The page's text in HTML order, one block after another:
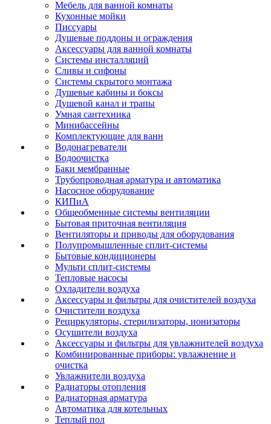
Мебель для ванной комнаты
Кухонные мойки
Писсуары
Душевые поддоны и ограждения
Аксессуары для ванной комнаты
Системы инсталляций
Сливы и сифоны
Системы скрытого монтажа
Душевые кабины и боксы
Душевой канал и трапы
Умная сантехника
Минибассейны
Комплектующие для ванн
Водонагреватели
Водоочистка
Баки мембранные
Трубопроводная арматура и автоматика
Насосное оборудование
КИПиА
Общеобменные системы вентиляции
Бытовая приточная вентиляция
Вентиляторы и приводы для оборудования
Полупромышленные сплит-системы
Бытовые кондиционеры
Мульти сплит-системы
Тепловые насосы
Охладители воздуха
Аксессуары и фильтры для очистителей воздуха
Очистители воздуха
Рециркуляторы, стерилизаторы, ионизаторы
Осушители воздуха
Аксессуары и фильтры для увлажнителей воздуха
Комбинированные приборы: увлажнение и
очистка
Увлажнители воздуха
Радиаторы отопления
Радиаторная арматура
Автоматика для котельных
Теплый пол